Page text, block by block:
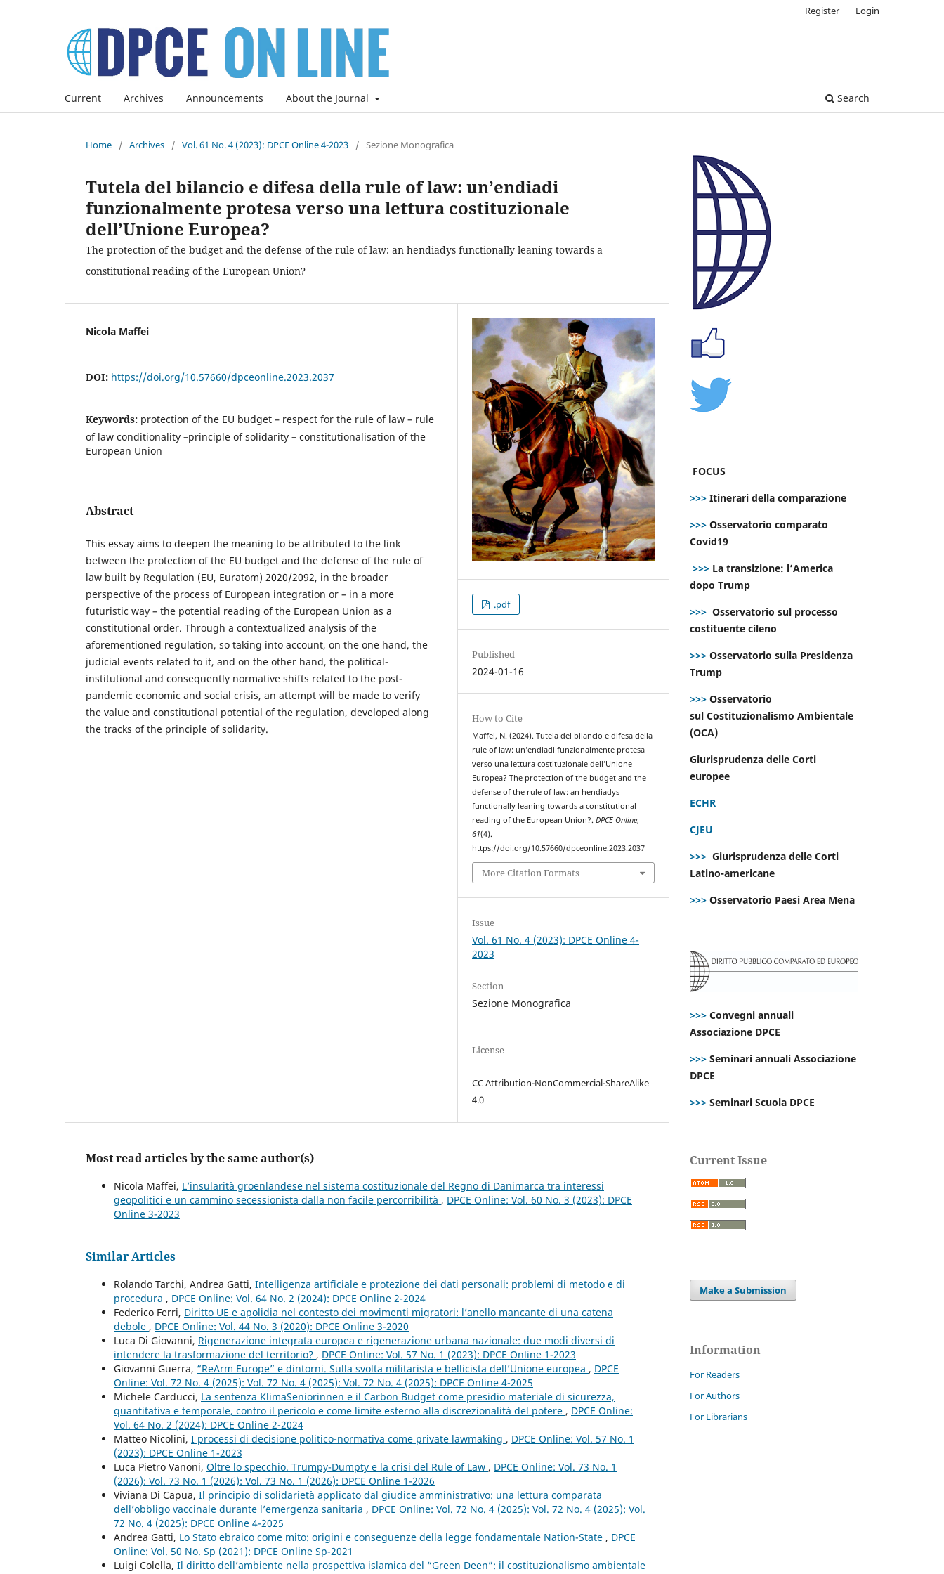
Current Archives Announcements About the Journal Search
Register Login
Home / Archives / Vol. 61 No. 4 (2023): DPCE Online 4-2023 / Sezione Monografica
Tutela del bilancio e difesa della rule of law: un’endiadi
funzionalmente protesa verso una lettura costituzionale
dell’Unione Europea?
The protection of the budget and the defense of the rule of law: an hendiadys functionally leaning towards a
constitutional reading of the European Union?
Nicola Maffei
DOI: https://doi.org/10.57660/dpceonline.2023.2037
Keywords: protection of the EU budget – respect for the rule of law – rule
of law conditionality –principle of solidarity – constitutionalisation of the
European Union
Abstract
This essay aims to deepen the meaning to be attributed to the link
between the protection of the EU budget and the defense of the rule of
law built by Regulation (EU, Euratom) 2020/2092, in the broader
perspective of the process of European integration or – in a more
futuristic way – the potential reading of the European Union as a
constitutional order. Through a contextualized analysis of the
aforementioned regulation, so taking into account, on the one hand, the
judicial events related to it, and on the other hand, the political-
institutional and consequently normative shifts related to the post-
pandemic economic and social crisis, an attempt will be made to verify
the value and constitutional potential of the regulation, developed along
the tracks of the principle of solidarity.
.pdf
Published
2024-01-16
How to Cite
Maffei, N. (2024). Tutela del bilancio e difesa della
rule of law: un’endiadi funzionalmente protesa
verso una lettura costituzionale dell’Unione
Europea? The protection of the budget and the
defense of the rule of law: an hendiadys
functionally leaning towards a constitutional
reading of the European Union?.DPCE Online,
61(4).
https://doi.org/10.57660/dpceonline.2023.2037
More Citation Formats
Issue
Vol. 61 No. 4 (2023): DPCE Online 4-
2023
Section
Sezione Monografica
License
CC Attribution-NonCommercial-ShareAlike
4.0
Most read articles by the same author(s)
Nicola Maffei, L’insularità groenlandese nel sistema costituzionale del Regno di Danimarca tra interessi
geopolitici e un cammino secessionista dalla non facile percorribilità , DPCE Online: Vol. 60 No. 3 (2023): DPCE
Online 3-2023
Similar Articles
Rolando Tarchi, Andrea Gatti, Intelligenza artificiale e protezione dei dati personali: problemi di metodo e di
procedura , DPCE Online: Vol. 64 No. 2 (2024): DPCE Online 2-2024
Federico Ferri, Diritto UE e apolidia nel contesto dei movimenti migratori: l’anello mancante di una catena
debole , DPCE Online: Vol. 44 No. 3 (2020): DPCE Online 3-2020
Luca Di Giovanni, Rigenerazione integrata europea e rigenerazione urbana nazionale: due modi diversi di
intendere la trasformazione del territorio? , DPCE Online: Vol. 57 No. 1 (2023): DPCE Online 1-2023
Giovanni Guerra, “ReArm Europe” e dintorni. Sulla svolta militarista e bellicista dell’Unione europea , DPCE
Online: Vol. 72 No. 4 (2025): Vol. 72 No. 4 (2025): Vol. 72 No. 4 (2025): DPCE Online 4-2025
Michele Carducci, La sentenza KlimaSeniorinnen e il Carbon Budget come presidio materiale di sicurezza,
quantitativa e temporale, contro il pericolo e come limite esterno alla discrezionalità del potere , DPCE Online:
Vol. 64 No. 2 (2024): DPCE Online 2-2024
Matteo Nicolini, I processi di decisione politico-normativa come private lawmaking , DPCE Online: Vol. 57 No. 1
(2023): DPCE Online 1-2023
Luca Pietro Vanoni, Oltre lo specchio. Trumpy-Dumpty e la crisi del Rule of Law , DPCE Online: Vol. 73 No. 1
(2026): Vol. 73 No. 1 (2026): Vol. 73 No. 1 (2026): DPCE Online 1-2026
Viviana Di Capua, Il principio di solidarietà applicato dal giudice amministrativo: una lettura comparata
dell’obbligo vaccinale durante l’emergenza sanitaria , DPCE Online: Vol. 72 No. 4 (2025): Vol. 72 No. 4 (2025): Vol.
72 No. 4 (2025): DPCE Online 4-2025
Andrea Gatti, Lo Stato ebraico come mito: origini e conseguenze della legge fondamentale Nation-State , DPCE
Online: Vol. 50 No. Sp (2021): DPCE Online Sp-2021
Luigi Colella, Il diritto dell’ambiente nella prospettiva islamica del “Green Deen”: il costituzionalismo ambientale
FOCUS
>>> Itinerari della comparazione
>>> Osservatorio comparato
Covid19
>>> La transizione: l’America
dopo Trump
>>> Osservatorio sul processo
costituente cileno
>>> Osservatorio sulla Presidenza
Trump
>>> Osservatorio
sul Costituzionalismo Ambientale
(OCA)
Giurisprudenza delle Corti
europee
ECHR
CJEU
>>> Giurisprudenza delle Corti
Latino-americane
>>> Osservatorio Paesi Area Mena
>>> Convegni annuali
Associazione DPCE
>>> Seminari annuali Associazione
DPCE
>>> Seminari Scuola DPCE
Current Issue
Make a Submission
Information
For Readers
For Authors
For Librarians